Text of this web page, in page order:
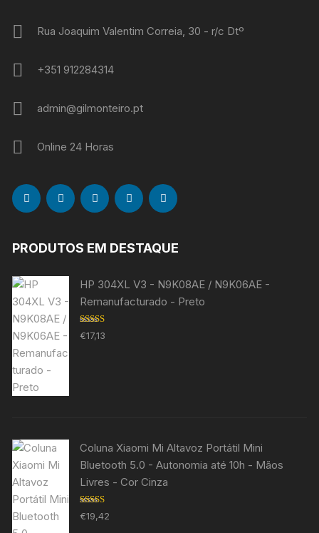
Rua Joaquim Valentim Correia, 30 - r/c Dtº
+351 912284314
admin@gilmonteiro.pt
Online 24 Horas
PRODUTOS EM DESTAQUE
HP 304XL V3 - N9K08AE / N9K06AE -
Remanufacturado - Preto
Avaliação
5.00 de 5
€17,13
Coluna Xiaomi Mi Altavoz Portátil Mini
Bluetooth 5.0 - Autonomia até 10h - Mãos
Livres - Cor Cinza
Avaliação
5.00de 5
€19,42